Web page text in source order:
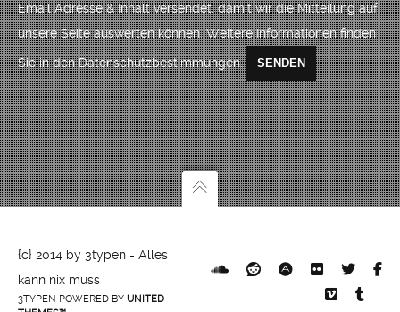
Email Adresse & Inhalt versendet, damit wir die Mitteilung auf
unsere Seite auswerten können. Weitere Informationen finden
Sie in den Datenschutzbestimmungen.
{c} 2014 by 3typen - Alles
kann nix muss
3TYPEN POWERED BY UNITED